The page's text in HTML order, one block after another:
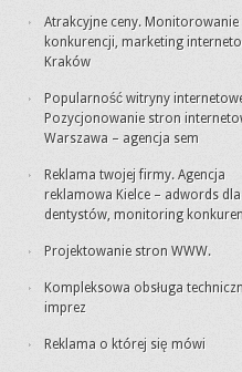
Atrakcyjne ceny. Monitorowanie
konkurencji, marketing
Kraków
Popularność witryny
Pozycjonowanie stron
Warszawa – agencja sem
Reklama twojej firmy. Agencja
reklamowa Kielce – adwords dla
dentystów, monitoring
Projektowanie stron WWW.
Kompleksowa obsługa
imprez
Reklama o której się mówi